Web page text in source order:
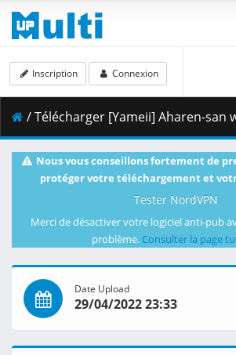
Inscription Connexion
/ Télécharger [Yameii] Aharen-san wa Hakarenai - 03 [English Dub] [WEB-DL 720p]
Nous vous conseillons fortement de
protéger votre téléchargement et
Tester NordVPN
Merci de désactiver votre logiciel anti-pub
problème. Consulter la page
Date Upload
29/04/2022 23:33